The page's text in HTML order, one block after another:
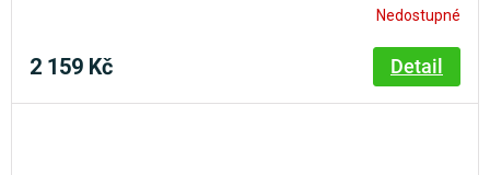
Nedostupné
2 159 Kč Detail